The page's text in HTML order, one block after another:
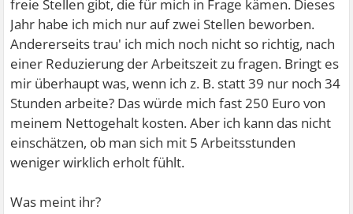
freie Stellen gibt, die für mich in Frage kämen. Dieses
Jahr habe ich mich nur auf zwei Stellen beworben.
Andererseits trau' ich mich noch nicht so richtig, nach
einer Reduzierung der Arbeitszeit zu fragen. Bringt es
mir überhaupt was, wenn ich z. B. statt 39 nur noch 34
Stunden arbeite? Das würde mich fast 250 Euro von
meinem Nettogehalt kosten. Aber ich kann das nicht
einschätzen, ob man sich mit 5 Arbeitsstunden
weniger wirklich erholt fühlt.
Was meint ihr?